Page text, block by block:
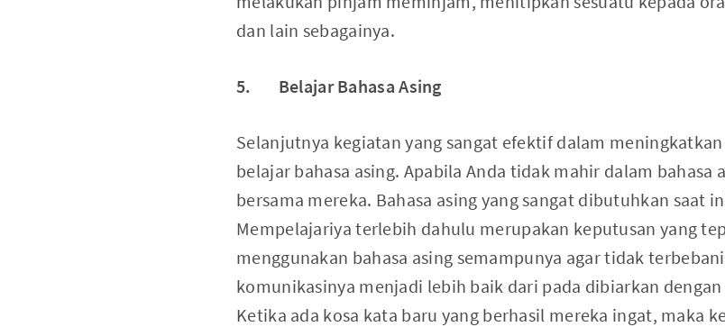
dan lain sebagainya.
5. Belajar Bahasa Asing
Selanjutnya kegiatan yang sangat efektif dalam
belajar bahasa asing. Apabila Anda tidak mahir dalam bahasa
bersama mereka. Bahasa asing yang sangat dibutuhkan saat
Mempelajariya terlebih dahulu merupakan keputusan yang
menggunakan bahasa asing semampunya agar tidak
komunikasinya menjadi lebih baik dari pada dibiarkan
Ketika ada kosa kata baru yang berhasil mereka ingat, maka